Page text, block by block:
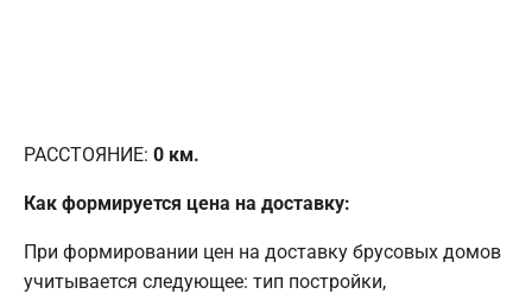
РАССТОЯНИЕ: 0 км.
Как формируется цена на доставку:
При формировании цен на доставку брусовых домов
учитывается следующее: тип постройки,